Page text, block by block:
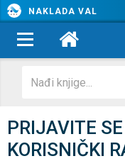
NAKLADA VAL
PRIJAVITE
KORISNIČKI